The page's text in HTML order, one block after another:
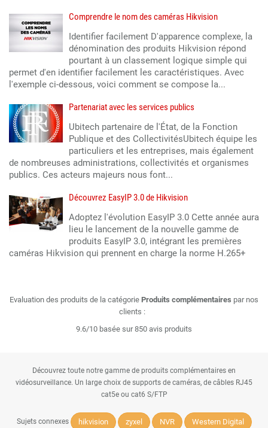
Comprendre le nom des caméras Hikvision
Identifier facilement D'apparence complexe, la
dénomination des produits Hikvision répond
pourtant à un classement logique simple qui
permet d'en identifier facilement les caractéristiques. Avec
l'exemple ci-dessous, voici comment se compose la...
Partenariat avec les services publics
Ubitech partenaire de l'État, de la Fonction
Publique et des CollectivitésUbitech équipe les
particuliers et les entreprises, mais également
de nombreuses administrations, collectivités et organismes
publics. Ces acteurs majeurs nous font...
Découvrez EasyIP 3.0 de Hikvision
Adoptez l'évolution EasyIP 3.0 Cette année aura
lieu le lancement de la nouvelle gamme de
produits EasyIP 3.0, intégrant les premières
caméras Hikvision qui prennent en charge la norme H.265+
Evaluation des produits de la catégorie Produits complémentaires par nos
clients :
9.6/10 basée sur 850 avis produits
Découvrez toute notre gamme de produits complémentaires en
vidéosurveillance. Un large choix de supports de caméras, de câbles RJ45
cat5e ou cat6 S/FTP
Sujets connexes hikvision zyxel NVR Western Digital